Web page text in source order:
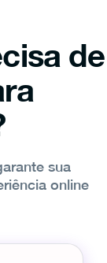
de
sua
online